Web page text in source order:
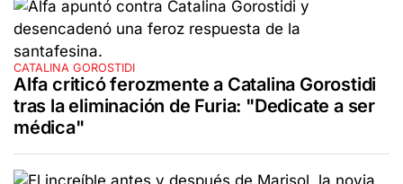
CATALINA GOROSTIDI
Alfa criticó ferozmente a Catalina Gorostidi
tras la eliminación de Furia: "Dedicate a ser
médica"